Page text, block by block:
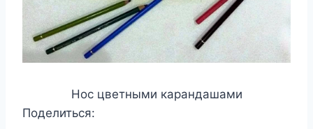
Нос цветными карандашами
Поделиться: